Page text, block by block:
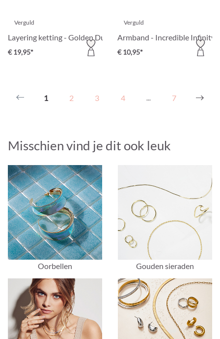
Verguld
Layering ketting - Golden Duet
€ 19,95*
Verguld
Armband - Incredible Infinity
€ 10,95*
1 2 3 4 ... 7
Misschien vind je dit ook leuk
Oorbellen Gouden sieraden